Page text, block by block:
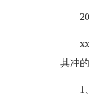
20xx
xx一
其冲
1、3